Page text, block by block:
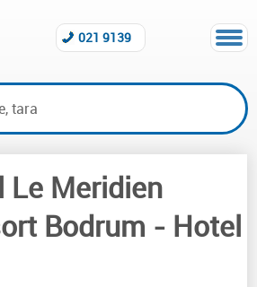
021 9139
Le Meridien
Bodrum - Hotel